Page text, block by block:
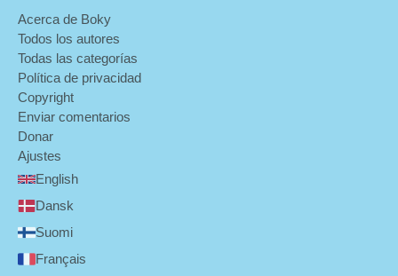
Acerca de Boky
Todos los autores
Todas las categorías
Política de privacidad
Copyright
Enviar comentarios
Donar
Ajustes
English
Dansk
Suomi
Français